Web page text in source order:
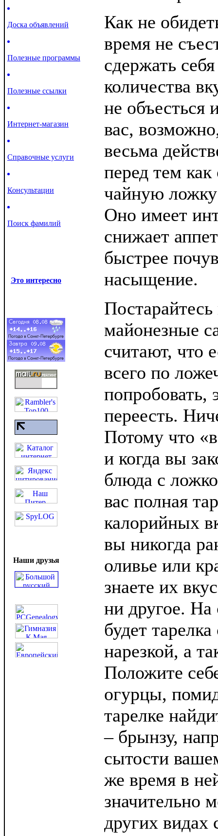
Доска объявлений
Полезные программы
Полезные ссылки
Интернет-магазин
Справочные услуги
Консультации
Поиск фамилий
Это интересно
Наши друзья
Как не
время не
сдержать
количества
не объесться
вас,
весьма
перед тем как
чайную ложку
Оно имеет
снижает
быстрее
насыщение.
Постарайтесь
майонезные
считают, что
всего по
попробовать,
переесть.
Потому что
и когда вы
блюда с
вас полная
калорийных
вы никогда
оливье или
знаете их
ни другое. На
будет
нарезкой, а
Положите
огурцы,
тарелке
– брынзу,
сытости
же время в
значительно
других видах